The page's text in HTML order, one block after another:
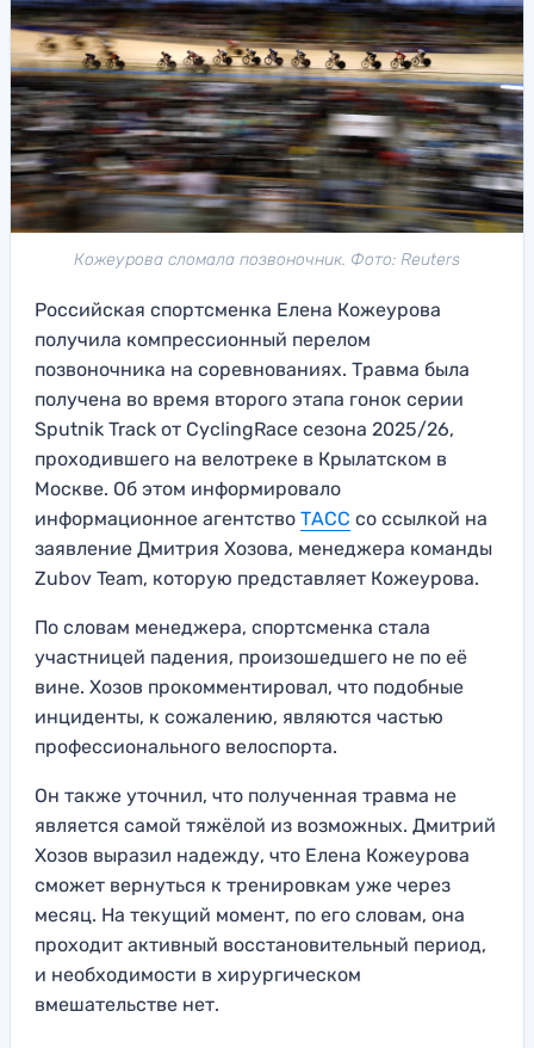
Кожеурова сломала позвоночник. Фото: Reuters
Российская спортсменка Елена Кожеурова
получила компрессионный перелом
позвоночника на соревнованиях. Травма была
получена во время второго этапа гонок серии
Sputnik Track от CyclingRace сезона 2025/26,
проходившего на велотреке в Крылатском в
Москве. Об этом информировало
информационное агентство ТАСС со ссылкой на
заявление Дмитрия Хозова, менеджера команды
Zubov Team, которую представляет Кожеурова.
По словам менеджера, спортсменка стала
участницей падения, произошедшего не по её
вине. Хозов прокомментировал, что подобные
инциденты, к сожалению, являются частью
профессионального велоспорта.
Он также уточнил, что полученная травма не
является самой тяжёлой из возможных. Дмитрий
Хозов выразил надежду, что Елена Кожеурова
сможет вернуться к тренировкам уже через
месяц. На текущий момент, по его словам, она
проходит активный восстановительный период,
и необходимости в хирургическом
вмешательстве нет.